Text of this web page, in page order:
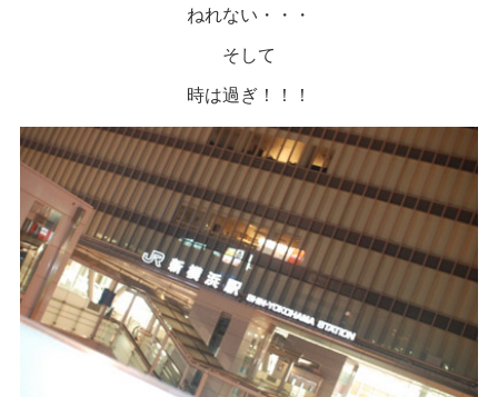
ねれない・・・
そして
時は過ぎ！！！